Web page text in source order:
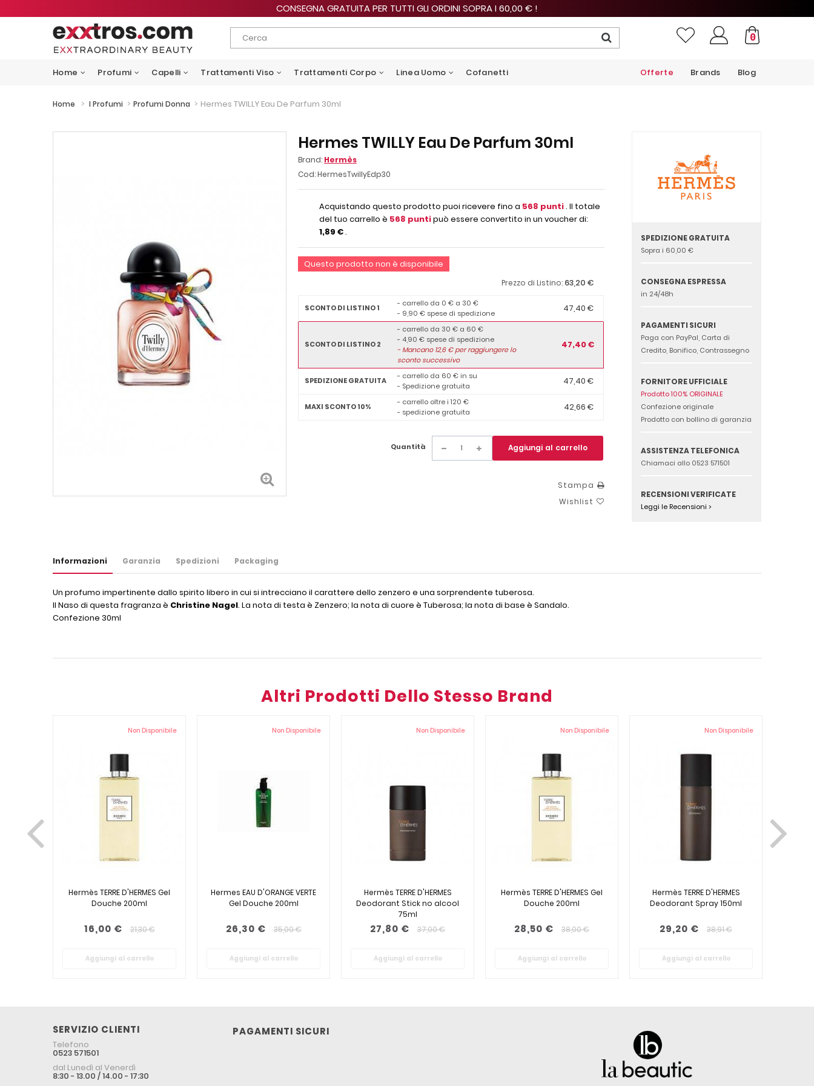
CONSEGNA GRATUITA PER TUTTI GLI ORDINI SOPRA I 60,00 € !
0
Home Profumi Capelli Trattamenti Viso Trattamenti Corpo Linea Uomo Cofanetti Blog
Brands
Offerte
Home > I Profumi > Profumi Donna > Hermes TWILLY Eau De Parfum 30ml
Hermes TWILLY Eau De Parfum 30ml
Brand: Hermès
Cod:HermesTwillyEdp30
Acquistando questo prodotto puoi ricevere fino a 568 punti. Il totale
del tuo carrello è 568 puntipuò essere convertito in un voucher di:
1,89 €.
Questo prodotto non è disponibile
Prezzo di Listino: 63,20 €
SCONTO DI LISTINO 1
- carrello da 0 € a 30 €
- 9,90 € spese di spedizione
47,40 €
SCONTO DI LISTINO 2
- carrello da 30 € a 60 €
- 4,90 € spese di spedizione
-Mancano12,6€ per raggiungere lo
sconto successivo
47,40 €
SPEDIZIONE GRATUITA
- carrello da 60 € in su
- Spedizione gratuita
47,40 €
MAXI SCONTO 10%
- carrello oltre i 120 €
- spedizione gratuita
42,66 €
Quantità Aggiungi al carrello
Stampa
Wishlist
SPEDIZIONE GRATUITA
Sopra i 60,00 €
CONSEGNA ESPRESSA
in 24/48h
PAGAMENTI SICURI
Paga con PayPal, Carta di
Credito, Bonifico, Contrassegno
FORNITORE UFFICIALE
Prodotto 100% ORIGINALE
Confezione originale
Prodotto con bollino di garanzia
ASSISTENZA TELEFONICA
Chiamaci allo 0523 571501
RECENSIONI VERIFICATE
Leggi le Recensioni >
Informazioni Garanzia Spedizioni Packaging
Un profumo impertinente dallo spirito libero in cui si intrecciano il carattere dello zenzero e una sorprendente tuberosa.
Il Naso di questa fragranza è Christine Nagel. La nota di testa è Zenzero; la nota di cuore è Tuberosa; la nota di base è Sandalo.
Confezione 30ml
Altri Prodotti Dello Stesso Brand
Non Disponibile
Hermès TERRE D'HERMES Gel
Douche 200ml
16,00 € 21,30 €
Aggiungi al carrello
Non Disponibile
Hermes EAU D'ORANGE VERTE
Gel Douche 200ml
26,30 € 35,00 €
Aggiungi al carrello
Non Disponibile
Hermès TERRE D'HERMES
Deodorant Stick no alcool
75ml
27,80 € 37,00 €
Aggiungi al carrello
Non Disponibile
Hermès TERRE D'HERMES Gel
Douche 200ml
28,50 € 38,00 €
Aggiungi al carrello
Non Disponibile
Hermès TERRE D'HERMES
Deodorant Spray 150ml
29,20 € 38,91 €
Aggiungi al carrello
SERVIZIO CLIENTI
Telefono
0523 571501
dal Lunedì al Venerdì
8:30 - 13.00 / 14.00 - 17:30
PAGAMENTI SICURI